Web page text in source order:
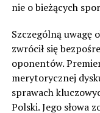
nie o bieżących
Szczególną uwagę
zwrócił się
oponentów.
merytorycznej
sprawach
Polski. Jego słowa